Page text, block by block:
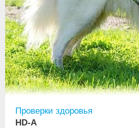
Проверки здоровья
HD-A